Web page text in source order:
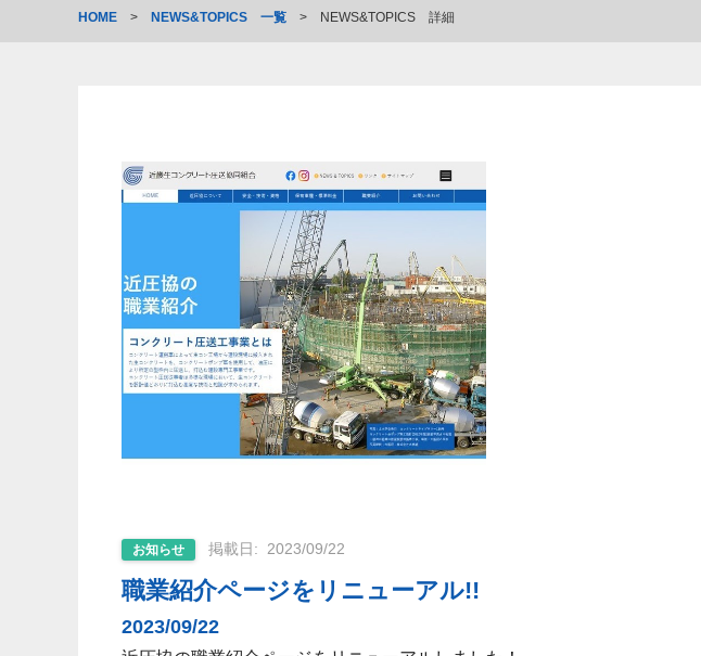
HOME > NEWS&TOPICS 一覧 > NEWS&TOPICS 詳細
お知らせ 2023/09/22
2023/09/22
職業紹介ページをリニューアル!!